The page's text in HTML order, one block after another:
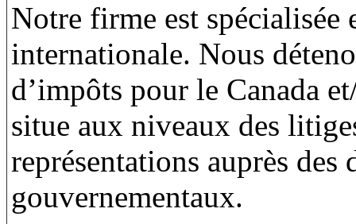
Notre firme est spécialisée
internationale. Nous
d’impôts pour le Canada
situe aux niveaux des
représentations auprès
gouvernementaux.